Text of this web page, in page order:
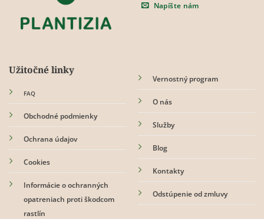
Napíšte nám
Užitočné linky
FAQ
Obchodné podmienky
Ochrana údajov
Cookies
Informácie o ochranných
opatreniach proti škodcom
rastlín
Vernostný program
O nás
Služby
Blog
Kontakty
Odstúpenie od zmluvy